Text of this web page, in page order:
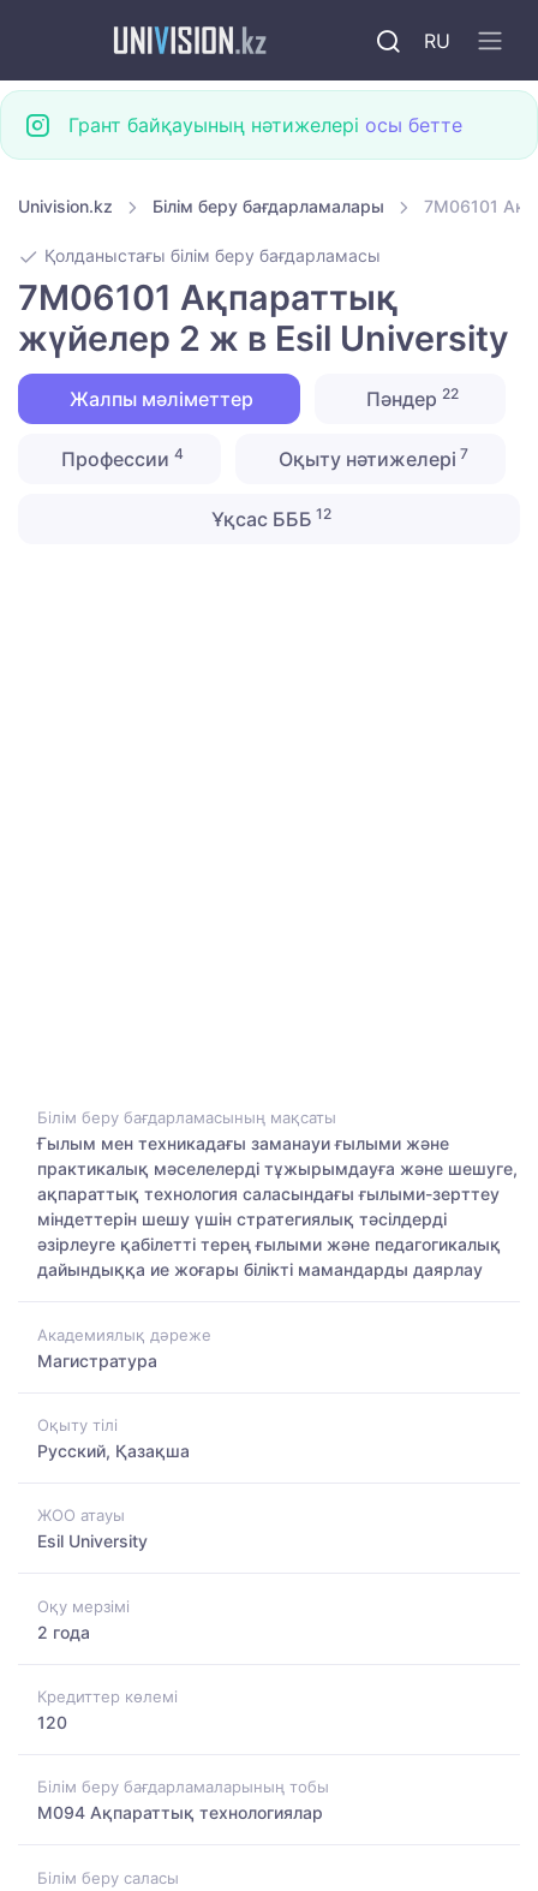
RU
Грант байқауының нәтижелері осы бетте
Univision.kz Білім беру бағдарламалары 7M06101
Қолданыстағы білім беру бағдарламасы
7M06101 Ақпараттық
жүйелер 2 ж в Esil University
Жалпы мәліметтер Пәндер 22
Профессии 4 Оқыту нәтижелері 7
Ұқсас БББ 12
Білім беру бағдарламасының мақсаты
Ғылым мен техникадағы заманауи ғылыми және
практикалық мәселелерді тұжырымдауға және шешуге,
ақпараттық технология саласындағы ғылыми-зерттеу
міндеттерін шешу үшін стратегиялық тәсілдерді
әзірлеуге қабілетті терең ғылыми және педагогикалық
дайындыққа ие жоғары білікті мамандарды даярлау
Академиялық дәреже
Магистратура
Оқыту тілі
Русский, Қазақша
ЖОО атауы
Esil University
Оқу мерзімі
2 года
Кредиттер көлемі
120
Білім беру бағдарламаларының тобы
M094 Ақпараттық технологиялар
Білім беру саласы